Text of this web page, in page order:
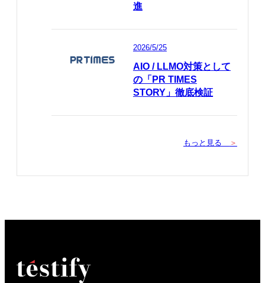
進
2026/5/25
AIO / LLMO対策として
の「PR TIMES
STORY」徹底検証
もっと見る ＞